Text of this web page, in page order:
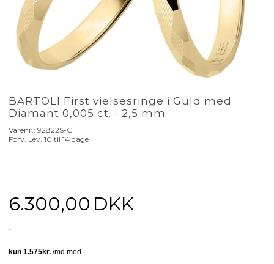
BARTOLI First vielsesringe i Guld med
Diamant 0,005 ct. - 2,5 mm
Varenr.:92822S-G
Forv. Lev. 10 til 14 dage
6.300,00 DKK